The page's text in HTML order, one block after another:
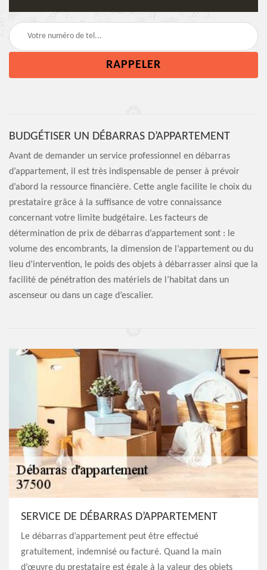
BUDGÉTISER UN DÉBARRAS D’APPARTEMENT
Avant de demander un service professionnel en débarras
d’appartement, il est très indispensable de penser à prévoir
d’abord la ressource financière. Cette angle facilite le choix du
prestataire grâce à la suffisance de votre connaissance
concernant votre limite budgétaire. Les facteurs de
détermination de prix de débarras d’appartement sont : le
volume des encombrants, la dimension de l’appartement ou du
lieu d’intervention, le poids des objets à débarrasser ainsi que la
facilité de pénétration des matériels de l’habitat dans un
ascenseur ou dans un cage d’escalier.
SERVICE DE DÉBARRAS D’APPARTEMENT
Le débarras d’appartement peut être effectué
gratuitement, indemnisé ou facturé. Quand la main
d’œuvre du prestataire est égale à la valeur des objets